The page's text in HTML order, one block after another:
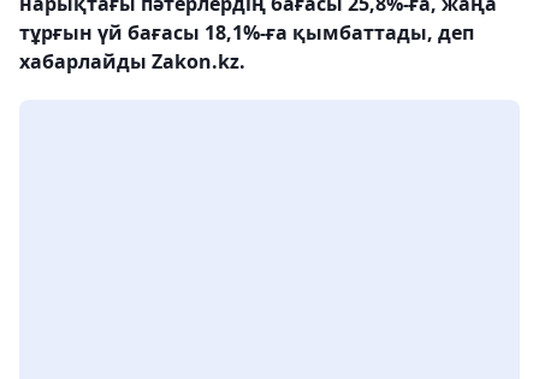
тұрғын үй бағасы 18,1%-ға қымбаттады, деп
хабарлайды Zakon.kz.